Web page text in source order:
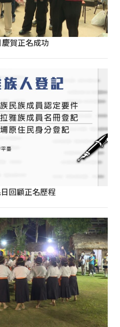
賀正名成功
回顧正名歷程